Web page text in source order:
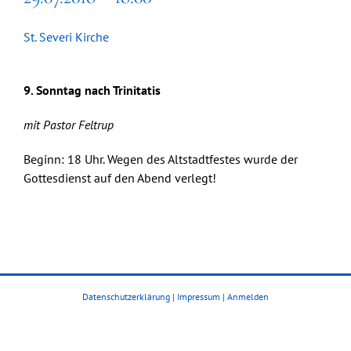
St. Severi Kirche
9. Sonntag nach Trinitatis
mit Pastor Feltrup
Beginn: 18 Uhr. Wegen des Altstadtfestes wurde der
Gottesdienst auf den Abend verlegt!
Datenschutzerklärung | Impressum | Anmelden